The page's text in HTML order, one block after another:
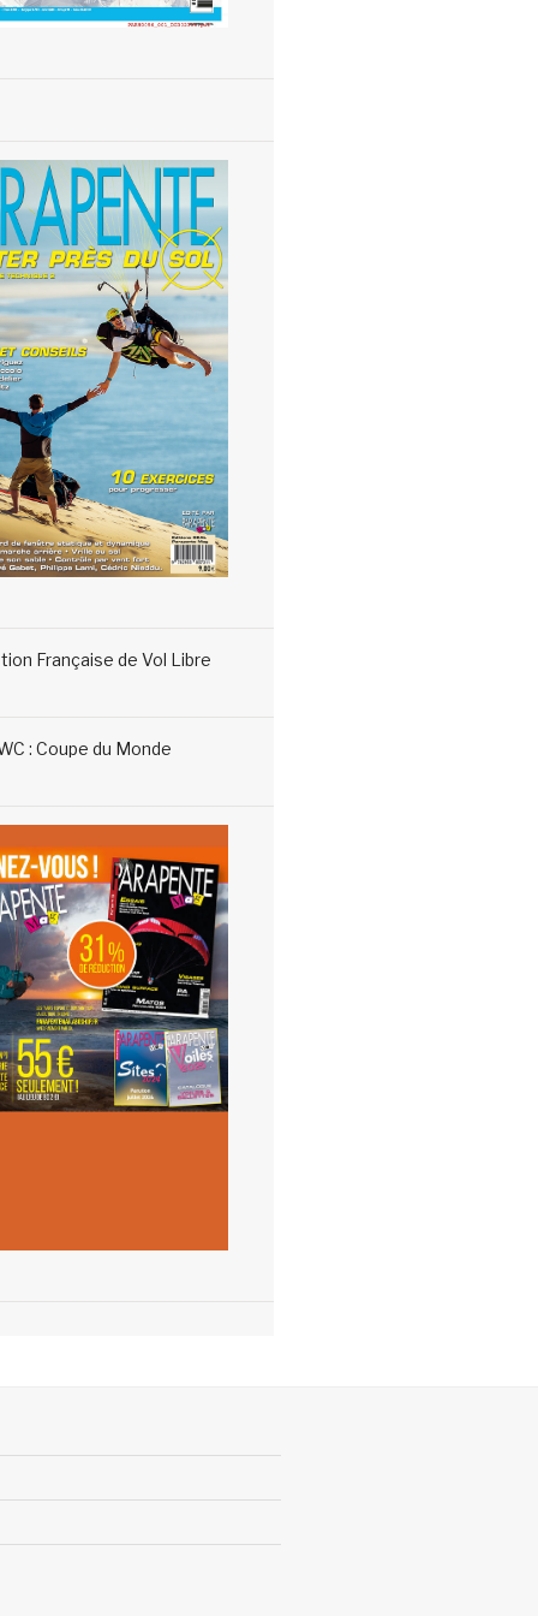
Française de Vol Libre
: Coupe du Monde